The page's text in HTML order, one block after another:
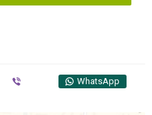
WhatsApp